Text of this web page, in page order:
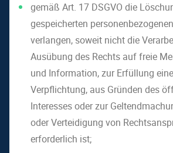
gemäß Art. 17 DSGVO die
gespeicherten
verlangen, soweit nicht die
Ausübung des Rechts auf freie
und Information, zur Erfüllung
Verpflichtung, aus Gründen des
Interesses oder zur
oder Verteidigung von
erforderlich ist;